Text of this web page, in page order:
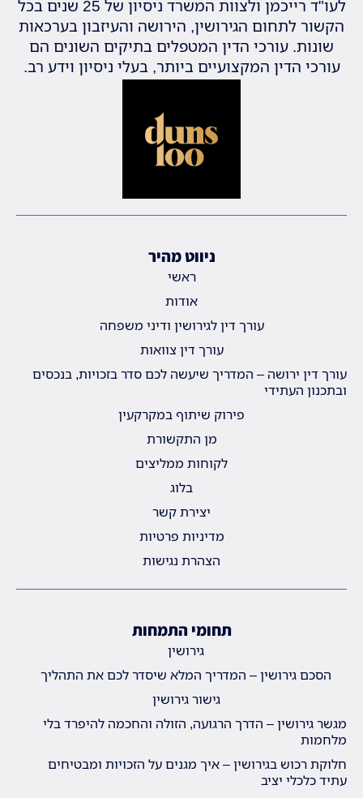
לעו"ד רייכמן ולצוות המשרד ניסיון של 25 שנים בכל
הקשור לתחום הגירושין, הירושה והעיזבון בערכאות
שונות. עורכי הדין המטפלים בתיקים השונים הם
עורכי הדין המקצועיים ביותר, בעלי ניסיון וידע רב.
ניווט מהיר
ראשי
אודות
עורך דין לגירושין ודיני משפחה
עורך דין צוואות
עורך דין ירושה – המדריך שיעשה לכם סדר בזכויות, בנכסים
ובתכנון העתידי
פירוק שיתוף במקרקעין
מן התקשורת
לקוחות ממליצים
בלוג
יצירת קשר
מדיניות פרטיות
הצהרת נגישות
תחומי התמחות
גירושין
הסכם גירושין – המדריך המלא שיסדר לכם את התהליך
גישור גירושין
מגשר גירושין – הדרך הרגועה, הזולה והחכמה להיפרד בלי
מלחמות
חלוקת רכוש בגירושין – איך מגנים על הזכויות ומבטיחים
עתיד כלכלי יציב